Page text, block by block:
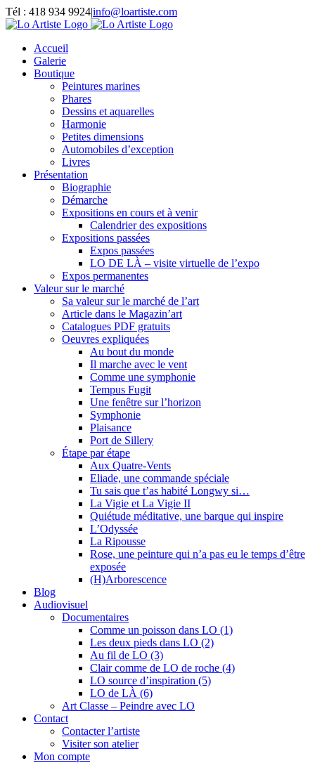
Passer
au
Tél : 418 934 9924|info@loartiste.com
Facebook
Instagram
Email
Pinterest
YouTube
Accueil
Galerie
Boutique
Peintures marines
Phares
Dessins et aquarelles
Harmonie
Petites dimensions
Automobiles d’exception
Livres
Présentation
Biographie
Démarche
Expositions en cours et à venir
Calendrier des expositions
Expositions passées
Expos passées
LO DE LÀ – visite virtuelle de l’expo
Expos permanentes
Valeur sur le marché
Sa valeur sur le marché de l’art
Article dans le Magazin’art
Catalogues PDF gratuits
Oeuvres expliquées
Au bout du monde
Il marche avec le vent
Comme une symphonie
Tempus Fugit
Une fenêtre sur l’horizon
Symphonie
Plaisance
Port de Sillery
Étape par étape
Aux Quatre-Vents
Eliade, une commande spéciale
Tu sais que t’as habité Longwy si…
La Vigie et La Vigie II
Quiétude méditative, une barque qui inspire
L’Odyssée
La Ripousse
Rose, une peinture qui n’a pas eu le temps d’être
exposée
(H)Arborescence
Blog
Audiovisuel
Documentaires
Comme un poisson dans LO (1)
Les deux pieds dans LO (2)
Au fil de LO (3)
Clair comme de LO de roche (4)
LO source d’inspiration (5)
LO de LÀ (6)
Art Classe – Peindre avec LO
Contact
Contacter l’artiste
Visiter son atelier
Mon compte